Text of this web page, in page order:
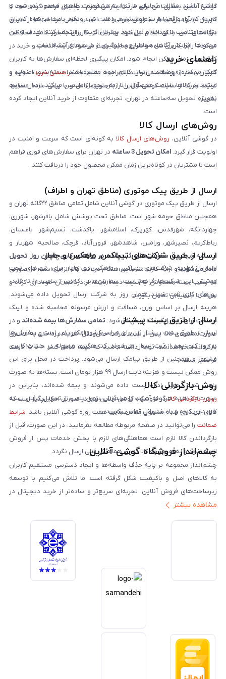
داشته باشند. مقالات تحلیلی ما تنها به مشخصات ظاهری محدود نمی‌شود و
تجربه کاربری واقعی را نیز پوشش می‌دهد. این رویکرد باعث می‌شود کاربران
بتوانند متناسب با بودجه و نیاز خود بهترین گزینه را انتخاب کنند. هدف از این
محتواها، افزایش آگاهی مخاطبان و جلوگیری از خریدهای اشتباه است.
گوشی آنلاین بستری امن برای خرید اینترنتی لوازم دیجیتال فراهم کرده است تا
کاربران با آرامش خاطر سفارش خود را ثبت کنند. تمامی پرداخت‌ها از طریق
درگاه‌های امن بانکی انجام می‌شود و اطلاعات کاربران به‌طور کامل محافظت
می‌گردد. رابط کاربری ساده و سریع سایت باعث می‌شود فرآیند انتخاب و خرید در
کوتاه‌ترین زمان ممکن انجام شود. امکان پیگیری لحظه‌ای سفارش‌ها به کاربران
کمک می‌کند از وضعیت ارسال کالای خود مطلع باشند. بسته‌بندی اصولی و
استاندارد کالاها، سلامت محصول را تا زمان تحویل تضمین می‌کند. ارسال سریع،
به‌ویژه تحویل سه‌ساعته در تهران، تجربه‌ای متفاوت از خرید آنلاین ایجاد کرده
است.
راهنمای خرید
کاربران محترم فروشگاه می‌توانند با مراجعه به صفحه «راهنمای خرید»، نحوه و
فرایند خرید از سایت گوشی آنلاین را به‌صورت کامل و با زبانی ساده مطالعه
نمایند.
روش‌های ارسال کالا
در گوشی آنلاین، روش‌های ارسال کالا به گونه‌ای است که سرعت و امنیت در
اولویت قرار گیرد. امکان تحویل 3 ساعته
در تهران برای سفارش‌های فوری فراهم
است تا مشتریان در کوتاه‌ترین زمان ممکن محصول خود را دریافت کنند.
ارسال از طریق پیک موتوری (مناطق تهران و اطراف)
ارسال از طریق پیک موتوری در گوشی آنلاین شامل تمامی مناطق ۲۲گانه تهران و
همچنین مناطق حومه شهر است. مناطق تحت پوشش شامل باقرشهر، شهرری،
چهاردانگه، شهرقدس، کهریزک، اسلامشهر، پاکدشت، نسیم‌شهر، باغستان،
رباط‌کریم، نصیرشهر، ورامین، شاهدشهر، فرون‌آباد، قرچک، صالحیه، شهریار و
اندیشه می‌شود. سفارش‌های ثبت‌شده در روزهای کاری همان روز تحویل
داده می‌شوندو ارائه کارت شناسایی هنگام دریافت کالا الزامی است. در صورتی
که پلمپ بسته مخدوش یا آسیب دیده باشد، از دریافت آن خودداری کرده و
سریعاً با پشتیبانی تماس بگیرید.
ارسال از طریق شرکت‌های تیپاکس، ماهکس و چاپار
ارسال از طریق شرکت‌های تیپاکس، ماهکس و چاپار برای شهرهای تحت
پوشش این شرکت‌ها فراهم است. سفارش‌هایی که بین ساعت ۱۰ تا ۱۵ در
روزهای کاری ثبت شوند، همان روز به شرکت ارسال تحویل داده می‌شوند.
هزینه ارسال بر اساس وزن، مسافت و ارزش مرسوله محاسبه شده و لینک
پرداخت برای تحویل‌گیرنده ارسال می‌شود. تمامی سفارش‌ها بیمه شده‌اند و در
صورت مفقودی کالا، پس از تایید شرکت حمل‌ونقل، هزینه پرداختی به مشتری
بازگردانده خواهد شد. توجه داشته باشید که بیمه شامل کسر ۱۰ تا ۱۵ درصد
فرانشیز است.
ارسال از طریق پست پیشتاز
ارسال از طریق پست پیشتاز نیز برای سراسر کشور امکان‌پذیر است و سفارش‌ها
در روز کاری بعد از ثبت، ارسال می‌شوند. کد رهگیری مرسوله در حساب کاربری
مشتری و همچنین از طریق پیامک ارسال می‌شود. پرداخت در محل برای این
روش ممکن نیست و هزینه ثابت ارسال ۹۹ هزار تومان است. بسته‌ها به صورت
پلمپ شده تحویل اداره پست داده می‌شوند و بیمه شده‌اند، بنابراین در
صورت مشاهده هرگونه آسیب یا مخدوش بودن پلمپ، از تحویل گرفتن بسته
خودداری کرده و با پشتیبانی تماس بگیرید.
روش بازگردانی کالا
روش بازگردانی کالادر فروشگاه گوشی آنلاین تنها در صورتی امکان‌پذیر است که
کالای خریداری شده مشمول مفاد ضمانت هفت روزه گوشی آنلاین باشد. شرایط
ضمانت را می‌توانید در صفحه مربوطه مطالعه بفرمایید. در این صورت، قبل از
بازگرداندن کالا لازم است هماهنگی‌های لازم با بخش خدمات پس از فروش
انجام شود و به هیچ‌وجه کالا بدون هماهنگی قبلی ارسال نگردد.
چشم‌انداز فروشگاه گوشی آنلاین
چشم‌انداز مجموعه بر پایه حذف واسطه‌ها و ایجاد دسترسی مستقیم کاربران
به کالاهای اصل و باکیفیت شکل گرفته است. ما تلاش می‌کنیم با توسعه
زیرساخت‌های فروش آنلاین، تجربه‌ای سریع‌تر و ساده‌تر از خرید دیجیتال در
ایران ارائه دهیم. تبدیل‌شدن به مرجعی قابل اعتماد برای خرید کالای دیجیتال،
خدمات و به‌روزرسانی مداوم محصولات، مسیر ما را روشن‌تر می‌کند. ما باور
داریم آینده بازار دیجیتال متعلق به کسب‌وکارهایی است که صداقت و شفافیت
را در اولویت قرار می‌دهند. گوشی آنلاین با تکیه بر تجربه و تخصص، با قدرت به
سمت تحقق این چشم‌انداز حرکت می‌کند.
مشاهده بیشتر